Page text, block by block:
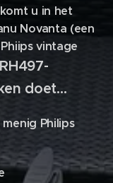
u in het
Novanta (een
vintage
doet...
Philips